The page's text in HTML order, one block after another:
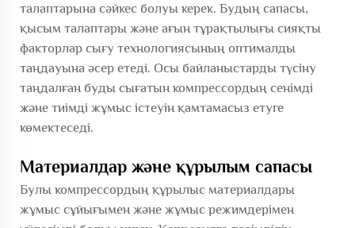
талаптарына сәйкес болуы керек. Будың сапасы,
қысым талаптары және ағын тұрақтылығы сияқты
факторлар сығу технологиясының оптималды
таңдауына әсер етеді. Осы байланыстарды түсіну
таңдалған буды сығатын компрессордың сенімді
және тиімді жұмыс істеуін қамтамасыз етуге
көмектеседі.
Материалдар және құрылым сапасы
Булы компрессордың құрылыс материалдары
жұмыс сұйығымен және жұмыс режимдерімен